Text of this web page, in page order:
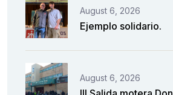
August 6, 2026
Ejemplo solidario.
August 6, 2026